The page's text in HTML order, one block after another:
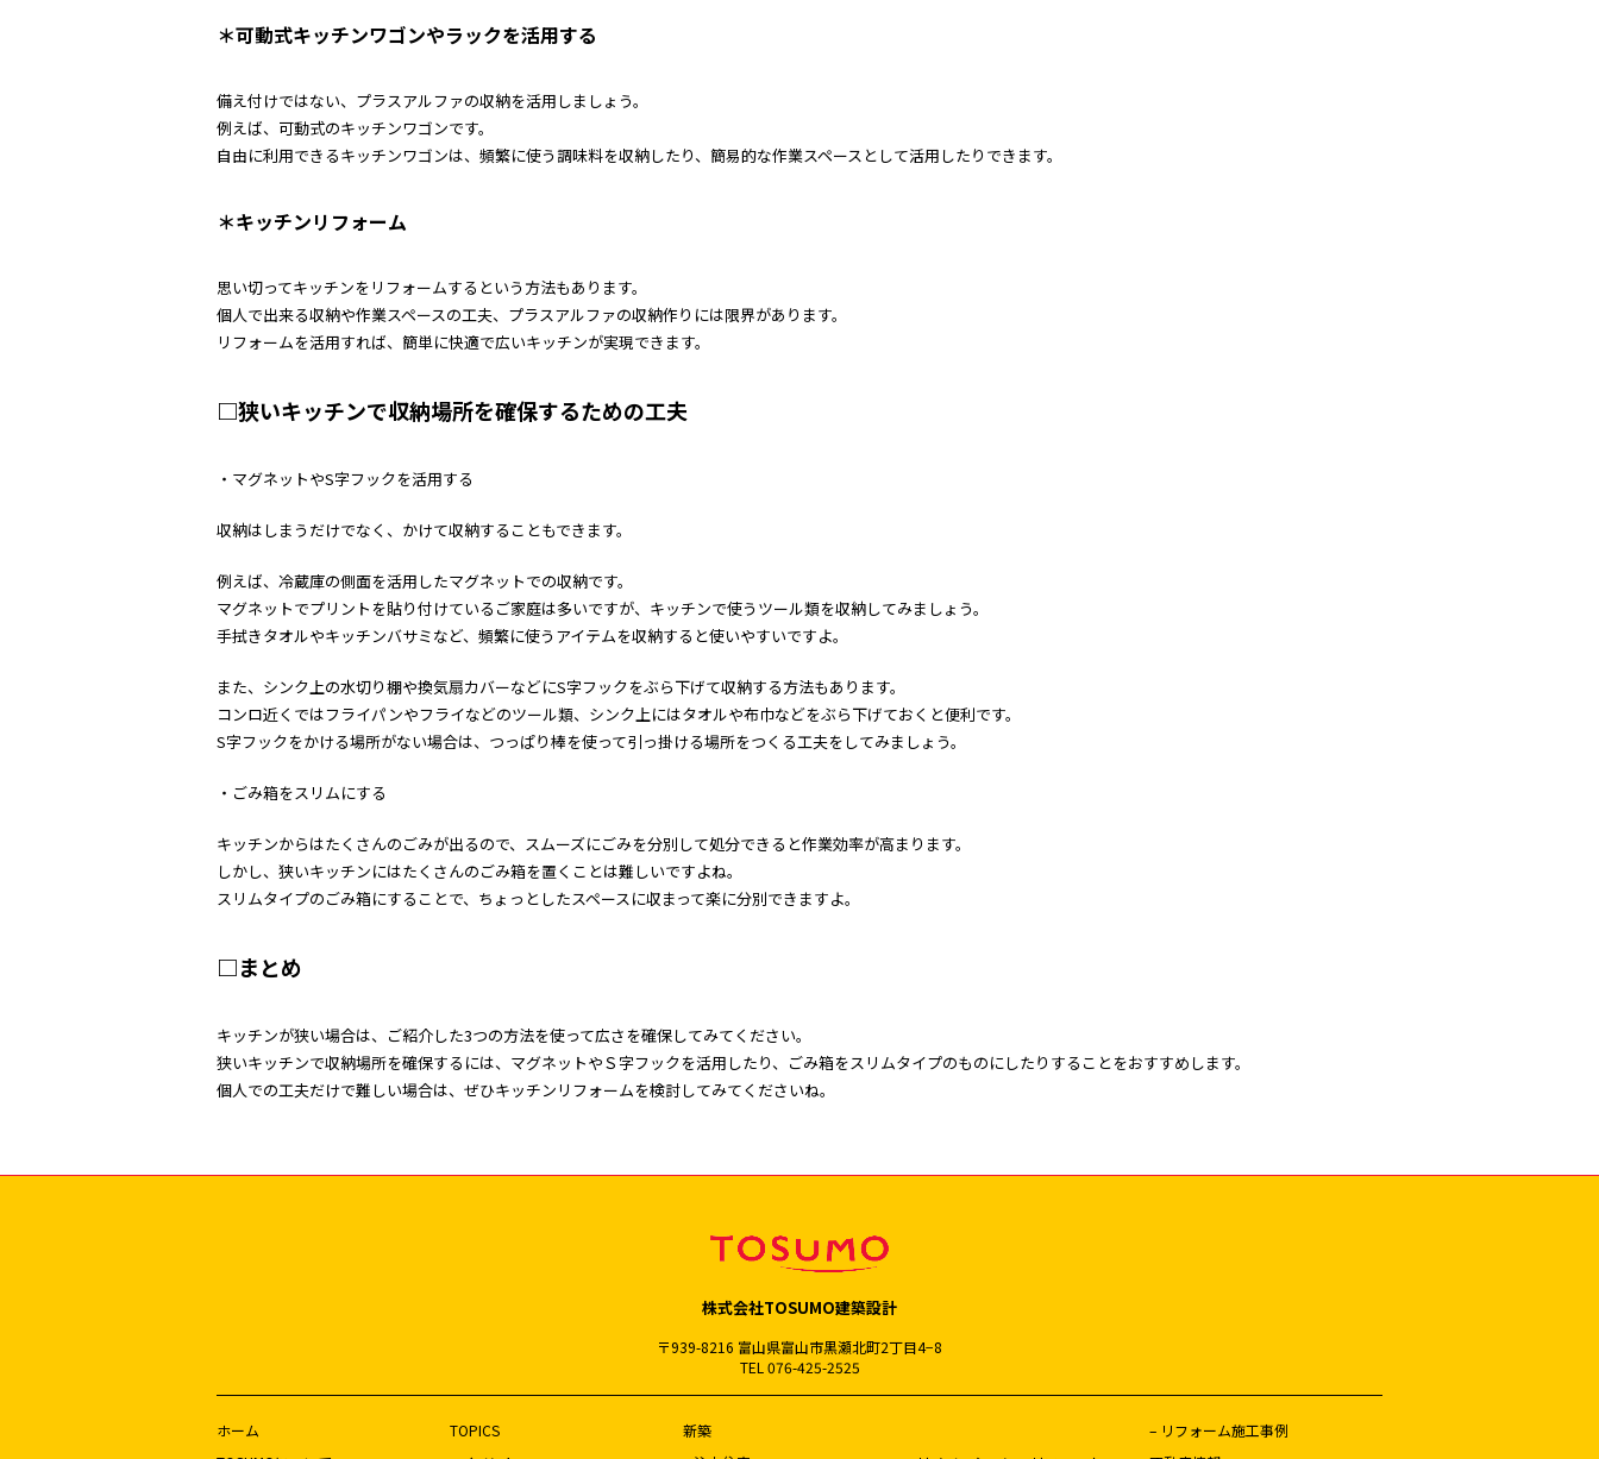
＊可動式キッチンワゴンやラックを活用する
備え付けではない、プラスアルファの収納を活用しましょう。
例えば、可動式のキッチンワゴンです。
自由に利用できるキッチンワゴンは、頻繁に使う調味料を収納したり、簡易的な作業スペースとして活用したりできます。
＊キッチンリフォーム
思い切ってキッチンをリフォームするという方法もあります。
個人で出来る収納や作業スペースの工夫、プラスアルファの収納作りには限界があります。
リフォームを活用すれば、簡単に快適で広いキッチンが実現できます。
□狭いキッチンで収納場所を確保するための工夫
・マグネットやS字フックを活用する
収納はしまうだけでなく、かけて収納することもできます。
例えば、冷蔵庫の側面を活用したマグネットでの収納です。
マグネットでプリントを貼り付けているご家庭は多いですが、キッチンで使うツール類を収納してみましょう。
手拭きタオルやキッチンバサミなど、頻繁に使うアイテムを収納すると使いやすいですよ。
また、シンク上の水切り棚や換気扇カバーなどにS字フックをぶら下げて収納する方法もあります。
コンロ近くではフライパンやフライなどのツール類、シンク上にはタオルや布巾などをぶら下げておくと便利です。
S字フックをかける場所がない場合は、つっぱり棒を使って引っ掛ける場所をつくる工夫をしてみましょう。
・ごみ箱をスリムにする
キッチンからはたくさんのごみが出るので、スムーズにごみを分別して処分できると作業効率が高まります。
しかし、狭いキッチンにはたくさんのごみ箱を置くことは難しいですよね。
スリムタイプのごみ箱にすることで、ちょっとしたスペースに収まって楽に分別できますよ。
□まとめ
キッチンが狭い場合は、ご紹介した3つの方法を使って広さを確保してみてください。
狭いキッチンで収納場所を確保するには、マグネットやＳ字フックを活用したり、ごみ箱をスリムタイプのものにしたりすることをおすすめします。
個人での工夫だけで難しい場合は、ぜひキッチンリフォームを検討してみてくださいね。
株式会社TOSUMO建築設計
〒939-8216 富山県富山市黒瀬北町2丁目4−8
TEL 076-425-2525
ホーム
TOPICS
新築
– リフォーム施工事例